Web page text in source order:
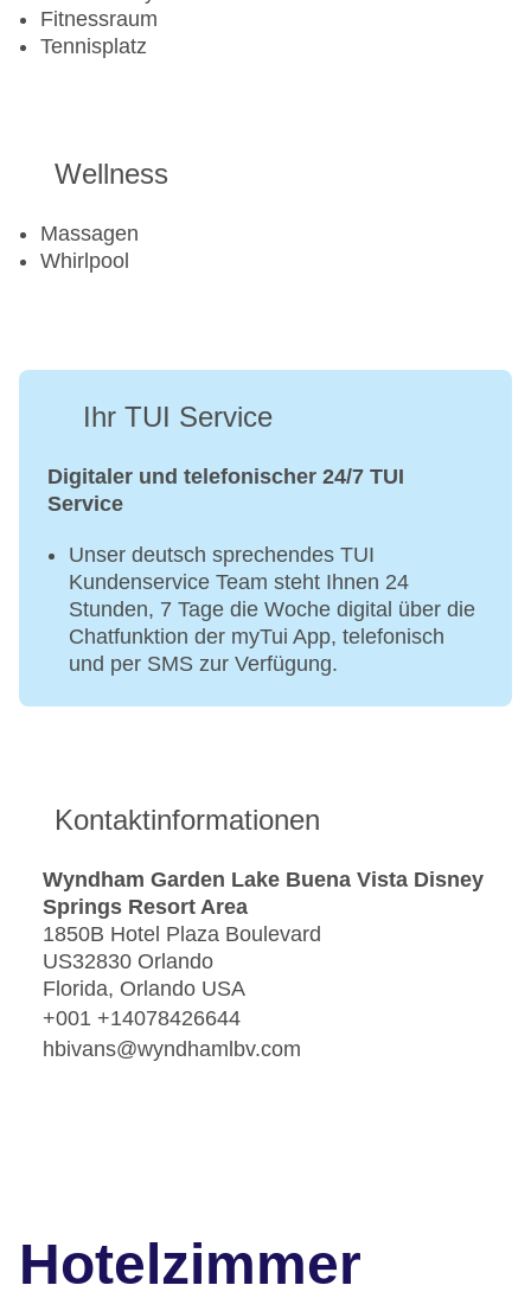
Fitnessraum
Tennisplatz
Wellness
Massagen
Whirlpool
Ihr TUI Service
Digitaler und telefonischer 24/7 TUI
Service
Unser deutsch sprechendes TUI
Kundenservice Team steht Ihnen 24
Stunden, 7 Tage die Woche digital über die
Chatfunktion der myTui App, telefonisch
und per SMS zur Verfügung.
Kontaktinformationen
Wyndham Garden Lake Buena Vista Disney
Springs Resort Area
1850B Hotel Plaza Boulevard
US32830 Orlando
Florida, Orlando USA
+001 +14078426644
hbivans@wyndhamlbv.com
Hotelzimmer